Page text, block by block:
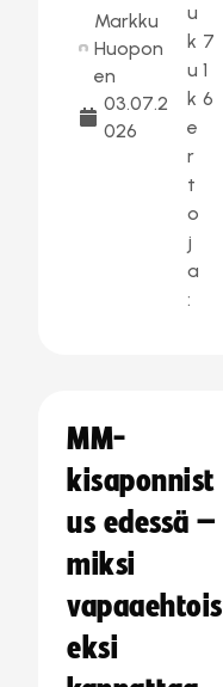
Markku
Huopon
en
03.07.2
026
u
k
u
k
e
r
t
o
j
a
:
7
1
6
MM-
kisaponnist
us edessä –
miksi
vapaaehtois
eksi